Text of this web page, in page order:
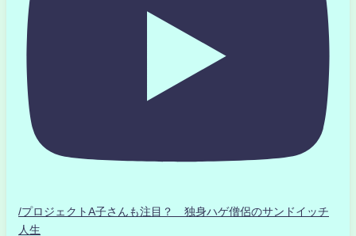
/プロジェクトA子さんも注目？ 独身ハゲ僧侶のサンドイッチ
人生